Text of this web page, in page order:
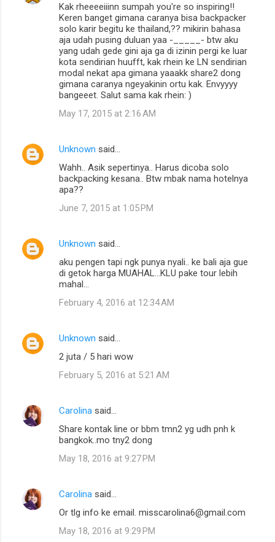
Kak rheeeeiiinn sumpah you're so inspiring!!
Keren banget gimana caranya bisa backpacker
solo karir begitu ke thailand,?? mikirin bahasa
aja udah pusing duluan yaa -_____- btw aku
yang udah gede gini aja ga di izinin pergi ke luar
kota sendirian huufft, kak rhein ke LN sendirian
modal nekat apa gimana yaaakk share2 dong
gimana caranya ngeyakinin ortu kak. Envyyyy
bangeeet. Salut sama kak rhein: )
May 17, 2015 at 2:16 AM
Unknown said…
Wahh.. Asik sepertinya.. Harus dicoba solo
backpacking kesana.. Btw mbak nama hotelnya
apa??
June 7, 2015 at 1:05 PM
Unknown said…
aku pengen tapi ngk punya nyali.. ke bali aja gue
di getok harga MUAHAL...KLU pake tour lebih
mahal...
February 4, 2016 at 12:34 AM
Unknown said…
2 juta / 5 hari wow
February 5, 2016 at 5:21 AM
Carolina said…
Share kontak line or bbm tmn2 yg udh pnh k
bangkok..mo tny2 dong
May 18, 2016 at 9:27 PM
Carolina said…
Or tlg info ke email. misscarolina6@gmail.com
May 18, 2016 at 9:29 PM